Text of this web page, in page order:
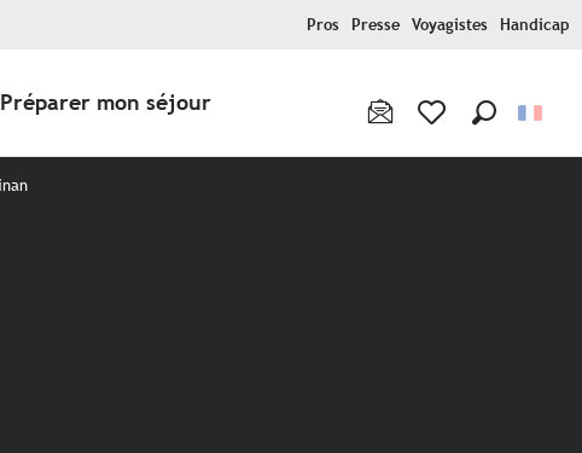
Pros Presse Voyagistes Handicap
Préparer mon séjour